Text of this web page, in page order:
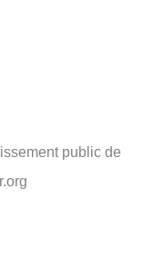
public de